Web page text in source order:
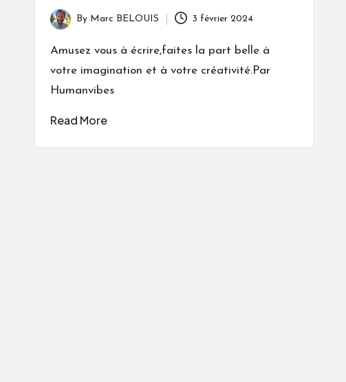
Posted
by
By Marc BELOUIS 3 février 2024
Amusez vous à écrire,faites la part belle à
votre imagination et à votre créativité.Par
Humanvibes
Read More